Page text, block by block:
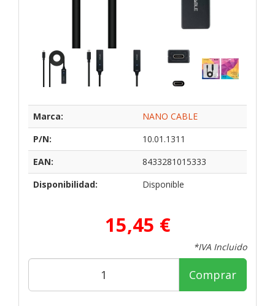
Marca:
NANO CABLE
P/N:
10.01.1311
EAN:
8433281015333
Disponibilidad:
Disponible
15,45 €
*IVA Incluido
Comprar